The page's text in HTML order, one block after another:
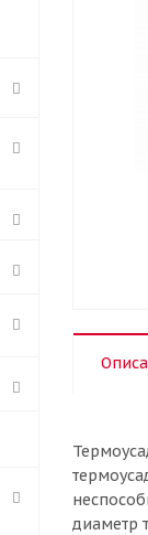
диаметр